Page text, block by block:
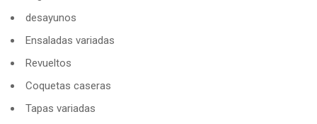
desayunos
Ensaladas variadas
Revueltos
Coquetas caseras
Tapas variadas